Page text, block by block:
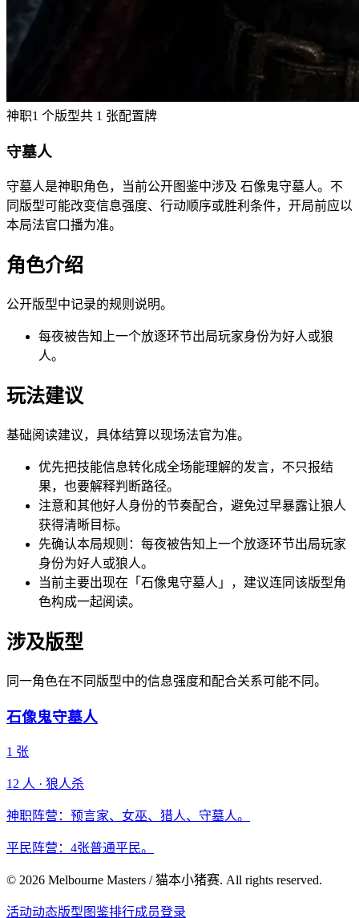
神职1 个版型共 1 张配置牌
守墓人
守墓人是神职角色，当前公开图鉴中涉及 石像鬼守墓人。不
同版型可能改变信息强度、行动顺序或胜利条件，开局前应以
本局法官口播为准。
角色介绍
公开版型中记录的规则说明。
每夜被告知上一个放逐环节出局玩家身份为好人或狼
人。
玩法建议
基础阅读建议，具体结算以现场法官为准。
优先把技能信息转化成全场能理解的发言，不只报结
果，也要解释判断路径。
注意和其他好人身份的节奏配合，避免过早暴露让狼人
获得清晰目标。
先确认本局规则：每夜被告知上一个放逐环节出局玩家
身份为好人或狼人。
当前主要出现在「石像鬼守墓人」，建议连同该版型角
色构成一起阅读。
涉及版型
同一角色在不同版型中的信息强度和配合关系可能不同。
石像鬼守墓人
1 张
12 人 · 狼人杀
神职阵营：预言家、女巫、猎人、守墓人。
平民阵营：4张普通平民。
© 2026 Melbourne Masters / 猫本小猪赛. All rights reserved.
活动动态版型图鉴排行成员登录